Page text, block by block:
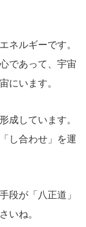
ネルギーです。
であって、宇宙
にいます。
成しています。
し合わせ」を運
段が「八正道」
いね。